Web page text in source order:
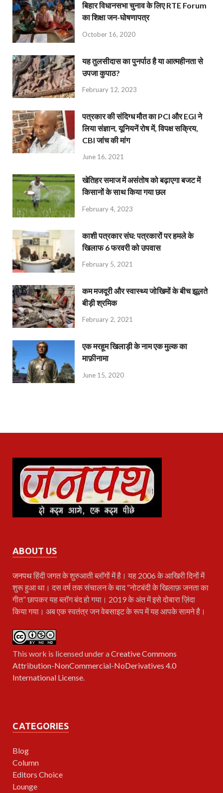
बिहार विधानसभा चुनाव के लिए RTE Forum
का शिक्षा जन-घोषणापत्र
October 16, 2020
यह तुलसीदास का पुनर्पाठ है या आत्महीनता से
उपजा कुपाठ?
February 12, 2023
पत्रकार की संदिग्ध मौत का PCI और EGI ने
लिया संज्ञान, यूनियनें रोष में, विपक्ष सक्रिय,
CBI जांच की मांग
June 16, 2021
खेतिहर समाज में असंतोष को बढ़ाएगा बजट में
किसानों के साथ किया गया छल
February 4, 2023
काशी पत्रकार संघ: पत्रकारों पर हमले के
खिलाफ 6 फरवरी को उपवास
February 5, 2021
कम मजदूरी और स्वास्थ्य जोखिमों के बीच झूलते
बीड़ी श्रमिक
February 2, 2021
एक मरहूम खिलाड़ी के नाम एक मुल्क का
माफ़ीनामा
June 15, 2020
ABOUT US
जनपथहिंदी जगत के शुरुआती ब्लॉगों में है। यह 2006 के आखिरी दिनों में
शुरू हुआ था। दस वर्ष तक संचालन के बाद “नोटबंदी के खिलाफ़ जनता का
गीत” छापकर यह ब्लॉग बंद हो गया। 2019 के अंत में इसे दोबारा ज़िंदा
किया गया। अब एक स्वतंत्र जन वेबसाइट के रूप में यह आपके सामने है।
This work is licensed under aCreative Commons
Attribution-NonCommercial-NoDerivatives 4.0
International License.
CATEGORIES
Blog
Column
Editors Choice
Lounge